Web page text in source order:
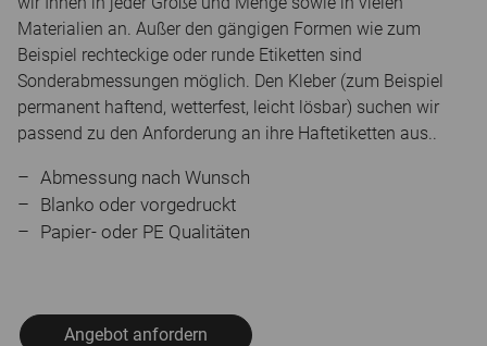
Materialien an. Außer den gängigen Formen wie zum
Beispiel rechteckige oder runde Etiketten sind
Sonderabmessungen möglich. Den Kleber (zum Beispiel
permanent haftend, wetterfest, leicht lösbar) suchen wir
passend zu den Anforderung an ihre Haftetiketten aus..
Abmessung nach Wunsch
Blanko oder vorgedruckt
Papier- oder PE Qualitäten
Angebot anfordern